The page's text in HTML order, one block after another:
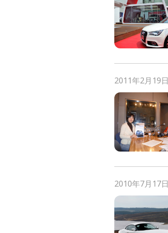
2011年2月19日
2010年7月17日